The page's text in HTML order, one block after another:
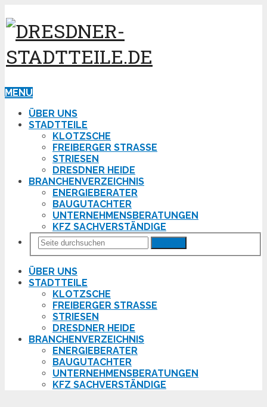
MENU
ÜBER UNS
STADTTEILE
KLOTZSCHE
FREIBERGER STRASSE
STRIESEN
DRESDNER HEIDE
BRANCHENVERZEICHNIS
ENERGIEBERATER
BAUGUTACHTER
UNTERNEHMENSBERATUNGEN
KFZ SACHVERSTÄNDIGE
ÜBER UNS
STADTTEILE
KLOTZSCHE
FREIBERGER STRASSE
STRIESEN
DRESDNER HEIDE
BRANCHENVERZEICHNIS
ENERGIEBERATER
BAUGUTACHTER
UNTERNEHMENSBERATUNGEN
KFZ SACHVERSTÄNDIGE